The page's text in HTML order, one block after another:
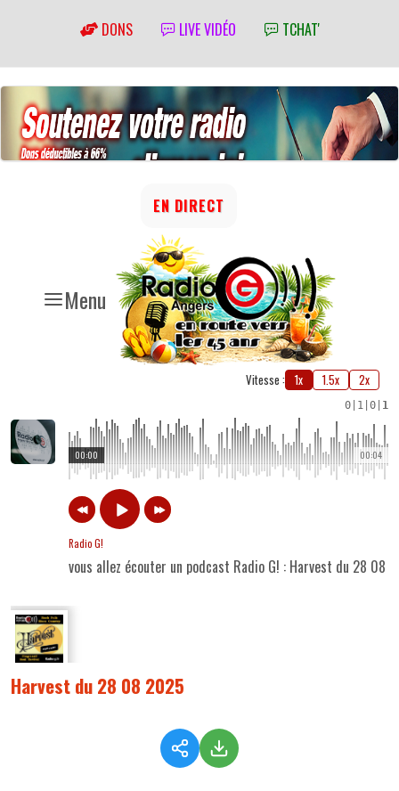
DONS LIVE VIDÉO TCHAT'
Menu
EN DIRECT
Vitesse : 1x 1.5x 2x
0 1 0 1
00:04
00:00
Radio G!
vous allez écouter un podcast Radio G! : Harvest du 28 08
Harvest du 28 08 2025